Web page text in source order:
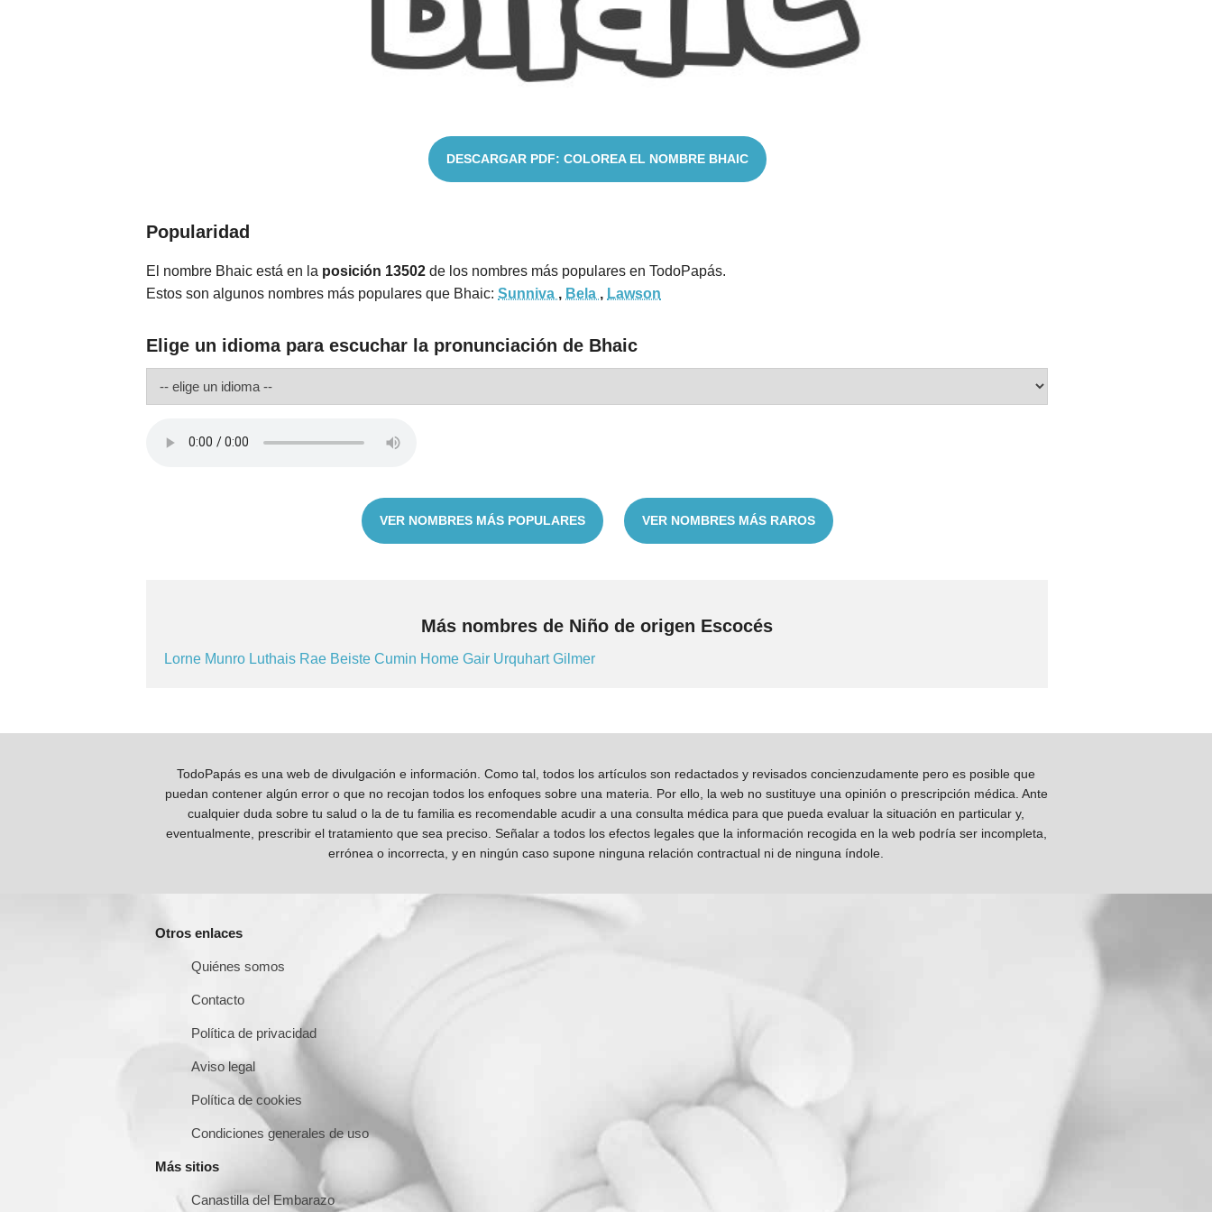
DESCARGAR PDF: COLOREA EL NOMBRE BHAIC
Popularidad
El nombre Bhaic está en la posición 13502 de los nombres más populares en TodoPapás.
Estos son algunos nombres más populares que Bhaic: Sunniva , Bela , Lawson
Elige un idioma para escuchar la pronunciación de Bhaic
VER NOMBRES MÁS POPULARES VER NOMBRES MÁS RAROS
Más nombres de Niño de origen Escocés
Lorne Munro Luthais Rae Beiste Cumin Home Gair UrquhartGilmer
TodoPapás es una web de divulgación e información. Como tal, todos los artículos son redactados y revisados concienzudamente pero es posible que
puedan contener algún error o que no recojan todos los enfoques sobre una materia. Por ello, la web no sustituye una opinión o prescripción médica. Ante
cualquier duda sobre tu salud o la de tu familia es recomendable acudir a una consulta médica para que pueda evaluar la situación en particular y,
eventualmente, prescribir el tratamiento que sea preciso. Señalar a todos los efectos legales que la información recogida en la web podría ser incompleta,
errónea o incorrecta, y en ningún caso supone ninguna relación contractual ni de ninguna índole.
Otros enlaces
Quiénes somos
Contacto
Política de privacidad
Aviso legal
Política de cookies
Condiciones generales de uso
Más sitios
Canastilla del Embarazo